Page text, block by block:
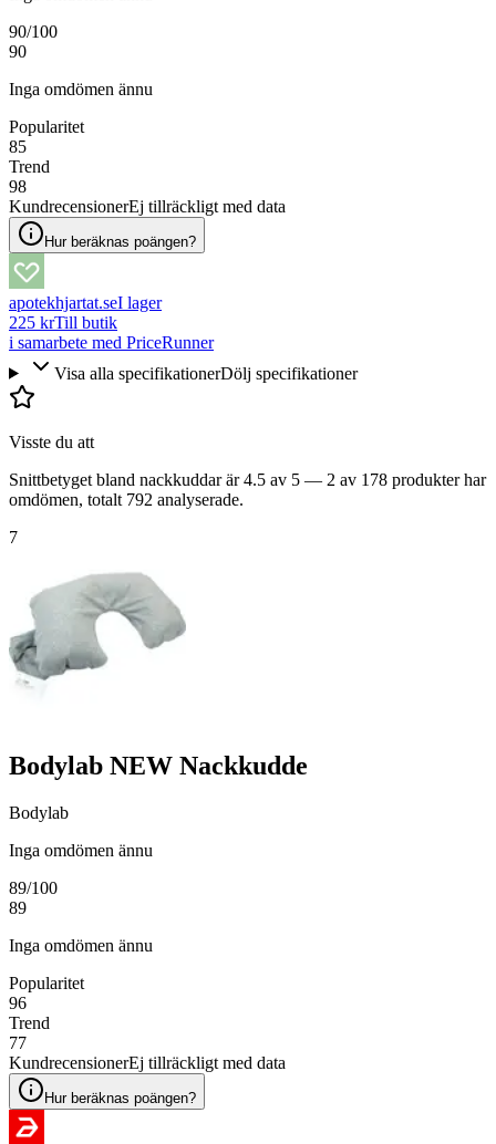
90/100
90
Inga omdömen ännu
Popularitet
85
Trend
98
KundrecensionerEj tillräckligt med data
Hur beräknas poängen?
apotekhjartat.seI lager
225 krTill butik
i samarbete med PriceRunner
Visa alla specifikationerDölj specifikationer
Visste du att
Snittbetyget bland nackkuddar är 4.5 av 5 — 2 av 178 produkter har
omdömen, totalt 792 analyserade.
7
Bodylab NEW Nackkudde
Bodylab
Inga omdömen ännu
89/100
89
Inga omdömen ännu
Popularitet
96
Trend
77
KundrecensionerEj tillräckligt med data
Hur beräknas poängen?